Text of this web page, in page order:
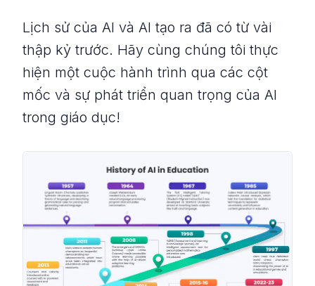
Lịch sử của AI và AI tạo ra đã có từ vài
thập kỷ trước. Hãy cùng chúng tôi thực
hiện một cuộc hành trình qua các cột
mốc và sự phát triển quan trọng của AI
trong giáo dục!